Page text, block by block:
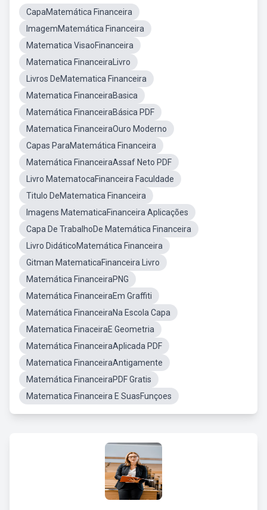
CapaMatemática Financeira
ImagemMatemática Financeira
Matematica VisaoFinanceira
Matematica FinanceiraLivro
Livros DeMatematica Financeira
Matematica FinanceiraBasica
Matemática FinanceiraBásica PDF
Matematica FinanceiraOuro Moderno
Capas ParaMatemática Financeira
Matemática FinanceiraAssaf Neto PDF
Livro MatematocaFinanceira Faculdade
Titulo DeMatematica Financeira
Imagens MatematicaFinanceira Aplicações
Capa De TrabalhoDe Matemática Financeira
Livro DidáticoMatemática Financeira
Gitman MatematicaFinanceira Livro
Matemática FinanceiraPNG
Matemática FinanceiraEm Graffiti
Matemática FinanceiraNa Escola Capa
Matematica FinaceiraE Geometria
Matemática FinanceiraAplicada PDF
Matematica FinanceiraAntigamente
Matemática FinanceiraPDF Gratis
Matematica Financeira E SuasFunçoes